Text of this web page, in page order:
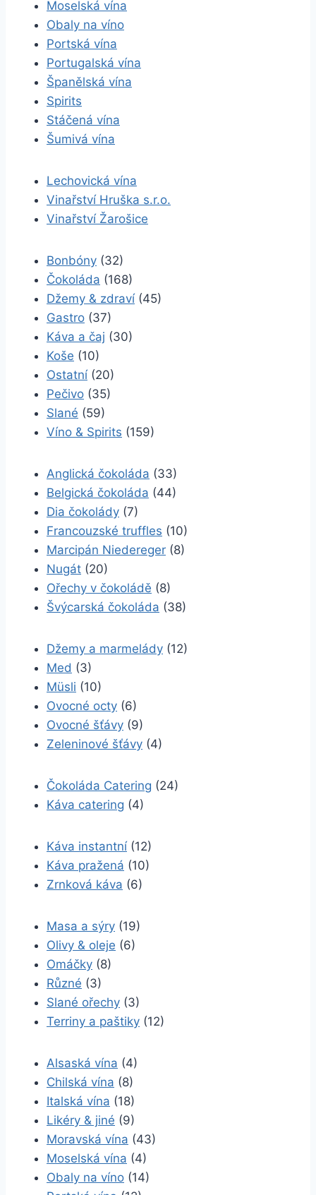
Moselská vína
Obaly na víno
Portská vína
Portugalská vína
Španělská vína
Spirits
Stáčená vína
Šumivá vína
Lechovická vína
Vinařství Hruška s.r.o.
Vinařství Žarošice
Bonbóny (32)
Čokoláda (168)
Džemy & zdraví (45)
Gastro (37)
Káva a čaj (30)
Koše (10)
Ostatní (20)
Pečivo (35)
Slané (59)
Víno & Spirits (159)
Anglická čokoláda (33)
Belgická čokoláda (44)
Dia čokolády (7)
Francouzské truffles (10)
Marcipán Niedereger (8)
Nugát (20)
Ořechy v čokoládě (8)
Švýcarská čokoláda (38)
Džemy a marmelády (12)
Med (3)
Müsli (10)
Ovocné octy (6)
Ovocné šťávy (9)
Zeleninové šťávy (4)
Čokoláda Catering (24)
Káva catering (4)
Káva instantní (12)
Káva pražená (10)
Zrnková káva (6)
Masa a sýry (19)
Olivy & oleje (6)
Omáčky (8)
Různé (3)
Slané ořechy (3)
Terriny a paštiky (12)
Alsaská vína (4)
Chilská vína (8)
Italská vína (18)
Likéry & jiné (9)
Moravská vína (43)
Moselská vína (4)
Obaly na víno (14)